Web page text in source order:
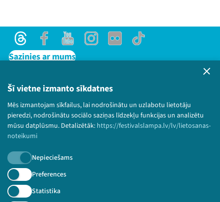
Šī vietne izmanto sīkdatnes
Mēs izmantojam sīkfailus, lai nodrošinātu un uzlabotu lietotāju
pieredzi, nodrošinātu sociālo saziņas līdzekļu funkcijas un analizētu
mūsu datplūsmu. Detalizētāk: https://festivalslampa.lv/lv/lietosanas-
noteikumi
Nepieciešams
Preferences
Statistika
ThreadsFacebookYoutubeInstagram
Flick TikTok
Sazinies ar mums
Lietošanas noteikumi un sīkdatņu politika
Bērnu aizsardzības politika
© 2026 Sarunu festivāls LAMPA Visas tiesības
paturētas.
Piesakies jaunumiem!
Nepalaid garām aktuālāko informāciju!